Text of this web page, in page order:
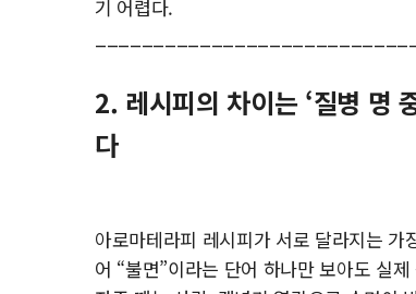
기 어렵다.
2. 레시피의 차이는 ‘질병 명
다
아로마테라피 레시피가 서로 달라지는
어 “불면”이라는 단어 하나만 보아도 실